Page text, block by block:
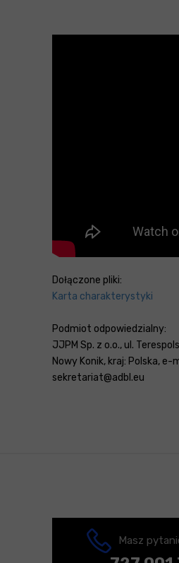
Dołączone pliki:
Karta charakterystyki
Podmiot odpowiedzialny:
JJPM Sp. z o.o., ul.
Nowy Konik, kraj: Polska, e-
sekretariat@adbl.eu
Masz